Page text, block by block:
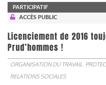
PARTICIPATIF
ACCÈS PUBLIC
Licenciement de 2016
Prud’hommes !
ORGANISATION DU TRAVAIL
RELATIONS SOCIALES